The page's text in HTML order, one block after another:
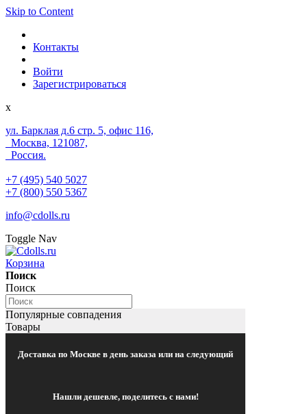
Skip to Content
Контакты
Войти
Зарегистрироваться
x
ул. Барклая д.6 стр. 5, офис 116,
Москва, 121087,
Россия.
+7 (495) 540 5027
+7 (800) 550 5367
info@cdolls.ru
Toggle Nav
Корзина
Поиск
Поиск
Популярные совпадения
Товары
Доставка по Москве в день заказа или на следующий
Нашли дешевле, поделитесь с нами!